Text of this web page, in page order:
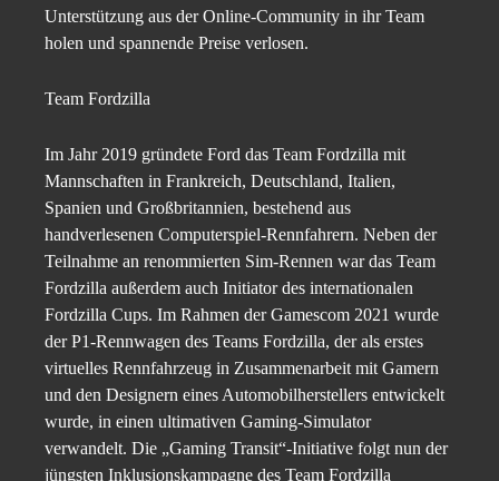
Unterstützung aus der Online-Community in ihr Team
holen und spannende Preise verlosen.
Team Fordzilla
Im Jahr 2019 gründete Ford das Team Fordzilla mit
Mannschaften in Frankreich, Deutschland, Italien,
Spanien und Großbritannien, bestehend aus
handverlesenen Computerspiel-Rennfahrern. Neben der
Teilnahme an renommierten Sim-Rennen war das Team
Fordzilla außerdem auch Initiator des internationalen
Fordzilla Cups. Im Rahmen der Gamescom 2021 wurde
der P1-Rennwagen des Teams Fordzilla, der als erstes
virtuelles Rennfahrzeug in Zusammenarbeit mit Gamern
und den Designern eines Automobilherstellers entwickelt
wurde, in einen ultimativen Gaming-Simulator
verwandelt. Die „Gaming Transit“-Initiative folgt nun der
jüngsten Inklusionskampagne des Team Fordzilla